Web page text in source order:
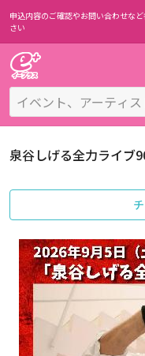
申込内容のご確認やお問い合わせなど
さい
泉谷しげる全力ライブ